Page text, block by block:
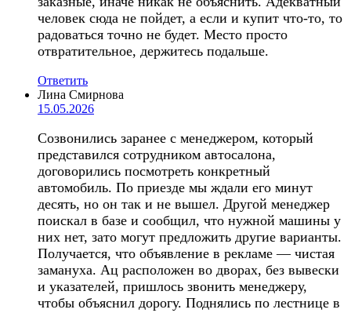
человек сюда не пойдет, а если и купит что-то, то
радоваться точно не будет. Место просто
отвратительное, держитесь подальше.
Ответить
Лина Смирнова
15.05.2026
Созвонились заранее с менеджером, который
представился сотрудником автосалона,
договорились посмотреть конкретный
автомобиль. По приезде мы ждали его минут
десять, но он так и не вышел. Другой менеджер
поискал в базе и сообщил, что нужной машины у
них нет, зато могут предложить другие варианты.
Получается, что объявление в рекламе — чистая
замануха. Ац расположен во дворах, без вывески
и указателей, пришлось звонить менеджеру,
чтобы объяснил дорогу. Поднялись по лестнице в